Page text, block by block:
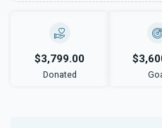
$3,799.00
Donated